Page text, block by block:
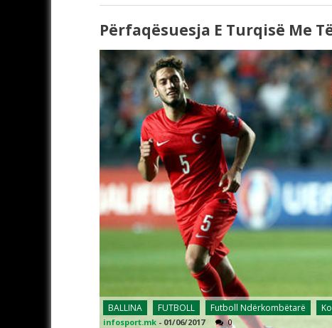
Përfaqësuesja E Turqisë Me
BALLINA FUTBOLL Futboll Ndërkombëtarë
infosport.mk - 01/06/2017 0